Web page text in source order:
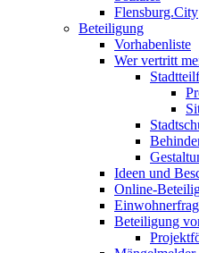
Flensburg.City
Beteiligung
Vorhabenliste
Wer vertritt
Ideen und
Online-
Beteiligung